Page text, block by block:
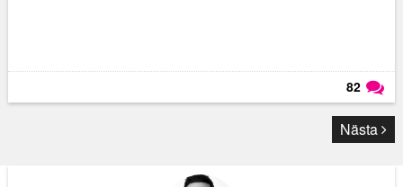
82
Läs kommentarer (82)
Nästa